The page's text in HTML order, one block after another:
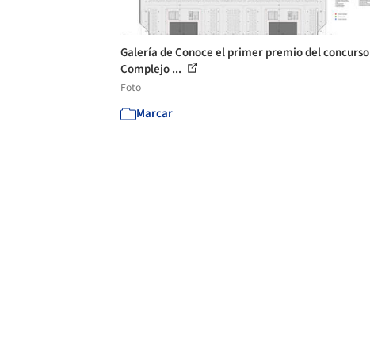
Galería de Conoce el primer premio del concurso
Complejo ...
Foto
Marcar